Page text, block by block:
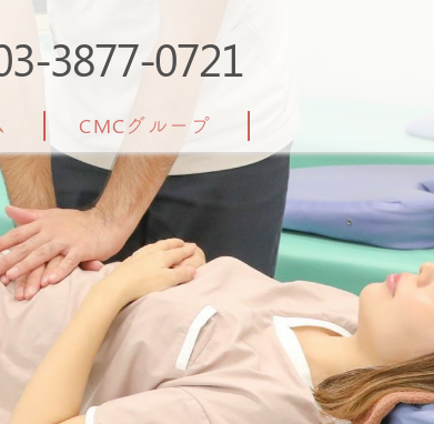
3877-0721
CMCグループ